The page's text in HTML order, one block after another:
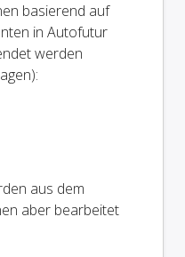
basierend auf
in Autofutur
werden
aus dem
aber bearbeitet